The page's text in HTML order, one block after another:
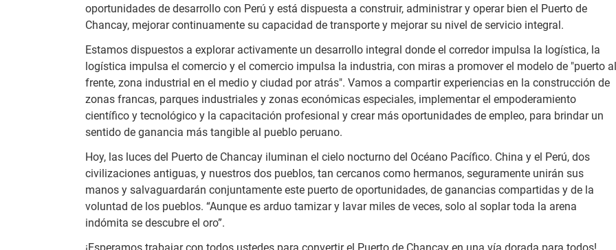
oportunidades de desarrollo con Perú y está dispuesta a construir, administrar y operar bien el Puerto de
Chancay, mejorar continuamente su capacidad de transporte y mejorar su nivel de servicio integral.
Estamos dispuestos a explorar activamente un desarrollo integral donde el corredor impulsa la logística, la
logística impulsa el comercio y el comercio impulsa la industria, con miras a promover el modelo de "puerto al
frente, zona industrial en el medio y ciudad por atrás". Vamos a compartir experiencias en la construcción de
zonas francas, parques industriales y zonas económicas especiales, implementar el empoderamiento
científico y tecnológico y la capacitación profesional y crear más oportunidades de empleo, para brindar un
sentido de ganancia más tangible al pueblo peruano.
Hoy, las luces del Puerto de Chancay iluminan el cielo nocturno del Océano Pacífico. China y el Perú, dos
civilizaciones antiguas, y nuestros dos pueblos, tan cercanos como hermanos, seguramente unirán sus
manos y salvaguardarán conjuntamente este puerto de oportunidades, de ganancias compartidas y de la
voluntad de los pueblos. “Aunque es arduo tamizar y lavar miles de veces, solo al soplar toda la arena
indómita se descubre el oro”.